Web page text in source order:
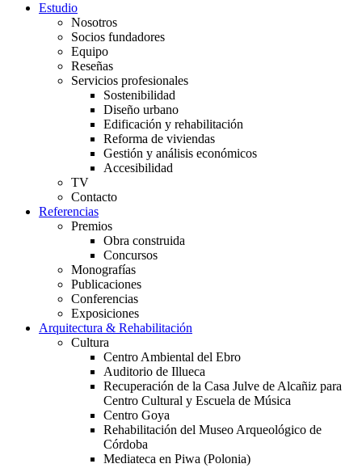
Estudio
Nosotros
Socios fundadores
Equipo
Reseñas
Servicios profesionales
Sostenibilidad
Diseño urbano
Edificación y rehabilitación
Reforma de viviendas
Gestión y análisis económicos
Accesibilidad
TV
Contacto
Referencias
Premios
Obra construida
Concursos
Monografías
Publicaciones
Conferencias
Exposiciones
Arquitectura & Rehabilitación
Cultura
Centro Ambiental del Ebro
Auditorio de Illueca
Recuperación de la Casa Julve de Alcañiz para
Centro Cultural y Escuela de Música
Centro Goya
Rehabilitación del Museo Arqueológico de
Córdoba
Mediateca en Piwa (Polonia)